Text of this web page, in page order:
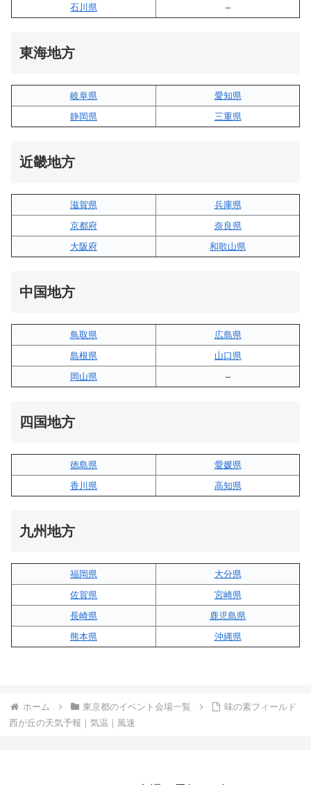
石川県
–
東海地方
岐阜県
愛知県
静岡県
三重県
近畿地方
滋賀県
兵庫県
京都府
奈良県
大阪府
和歌山県
中国地方
鳥取県
広島県
島根県
山口県
岡山県
–
四国地方
徳島県
愛媛県
香川県
高知県
九州地方
福岡県
大分県
佐賀県
宮崎県
長崎県
鹿児島県
熊本県
沖縄県
ホーム 東京都のイベント会場一覧
味の素フィールド
西が丘の天気予報｜気温｜風速